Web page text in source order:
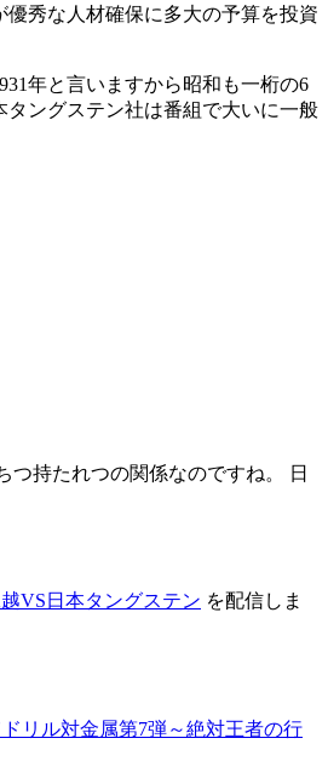
秀な人材確保に多大の予算を投資
年と言いますから昭和も一桁の6
ングステン社は番組で大いに一般
持たれつの関係なのですね。 日
VS日本タングステン を配信しま
リル対金属第7弾～絶対王者の行